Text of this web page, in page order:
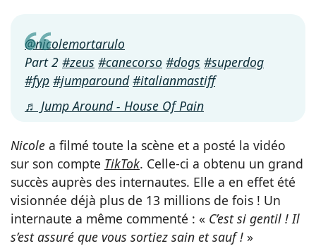
@nicolemortarulo
Part 2 #zeus #canecorso #dogs #superdog
#fyp #jumparound #italianmastiff
♬ Jump Around - House Of Pain
Nicole a filmé toute la scène et a posté la vidéo
sur son compte TikTok. Celle-ci a obtenu un grand
succès auprès des internautes. Elle a en effet été
visionnée déjà plus de 13 millions de fois ! Un
internaute a même commenté : « C’est si gentil ! Il
s’est assuré que vous sortiez sain et sauf ! »